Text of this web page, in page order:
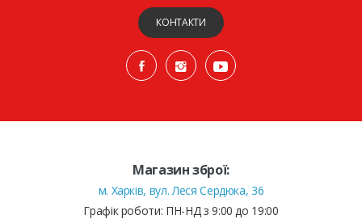
КОНТАКТИ
Магазин зброї:
м. Харків, вул. Леся Сердюка, 36
Графік роботи: ПН-НД з 9:00 до 19:00